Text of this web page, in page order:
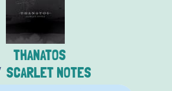
THANATOS
SCARLET NOTES